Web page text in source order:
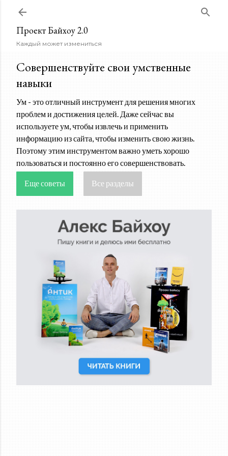
Проект Байхоу 2.0
Каждый может измениться
Совершенствуйте свои умственные
навыки
Ум - это отличный инструмент для решения многих
проблем и достижения целей. Даже сейчас вы
используете ум, чтобы извлечь и применить
информацию из сайта, чтобы изменить свою жизнь.
Поэтому этим инструментом важно уметь хорошо
пользоваться и постоянно его совершенствовать.
Еще советы Все разделы